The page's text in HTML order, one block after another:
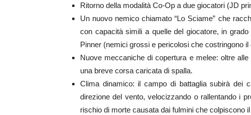
Ritorno della modalità Co-Op a due giocatori (JD
Un nuovo nemico chiamato “Lo Sciame” che
con capacità simili a quelle del giocatore, in
Pinner (nemici grossi e pericolosi che costringono
Nuove meccaniche di copertura e melee: oltre
una breve corsa caricata di spalla.
Clima dinamico: il campo di battaglia subirà dei
direzione del vento, velocizzando o rallentando i
rischio di morte causata dai fulmini che colpiscono